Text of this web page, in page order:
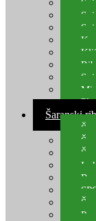
Šaranski